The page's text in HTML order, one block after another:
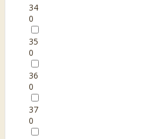
34
0
35
0
36
0
37
0